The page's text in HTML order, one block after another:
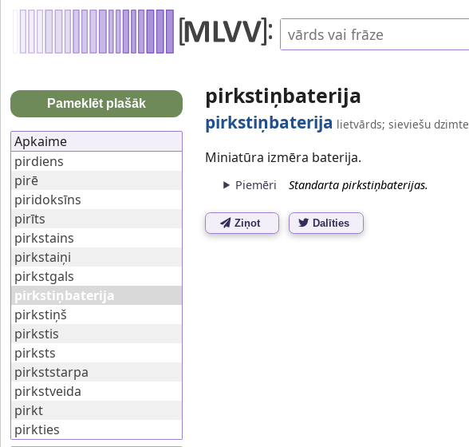
pirkstiņbaterija
pirkstiņbaterija lietvārds; sieviešu dzimte
Miniatūra izmēra baterija.
Piemēri Standarta pirkstiņbaterijas.
Ziņot Dalīties
Pameklēt plašāk
Apkaime
pirdiens
pirē
piridoksīns
pirīts
pirkstains
pirkstaiņi
pirkstgals
pirkstiņbaterija
pirkstiņš
pirkstis
pirksts
pirkststarpa
pirkstveida
pirkt
pirkties